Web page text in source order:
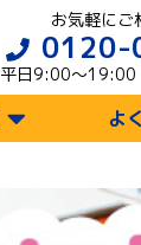
お気軽にご
0120-
平日9:00〜19:00
よ